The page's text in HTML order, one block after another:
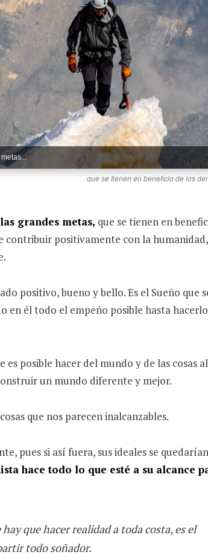
que se tienen en beneficio de los
grandes metas, que se tienen en
contribuir positivamente con la
positivo, bueno y bello. Es el Sueño que
en él todo el empeño posible hasta hacerlo
es posible hacer del mundo y de las cosas
un mundo diferente y mejor.
que nos parecen inalcanzables.
pues si así fuera, sus ideales se
hace todo lo que esté a su alcance
que hacer realidad a toda costa, es el
todo soñador.